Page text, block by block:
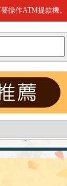
操作ATM提款機。